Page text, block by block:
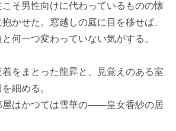
そ男性向けに代わっているものの懐
かせた。窓越しの庭に目を移せば、
何一つ変わっていない気がする。
をまとった龍昇と、見覚えのある室
細める。
はかつては雪華の――皇女香紗の居